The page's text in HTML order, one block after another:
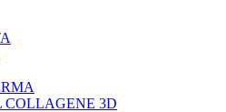
COLLAGENE 3D